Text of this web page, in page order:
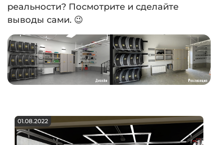
реальности? Посмотрите и сделайте
выводы сами. 😉
01.08.2022